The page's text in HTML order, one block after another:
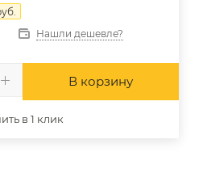
Нашли дешевле?
В корзину
в 1 клик